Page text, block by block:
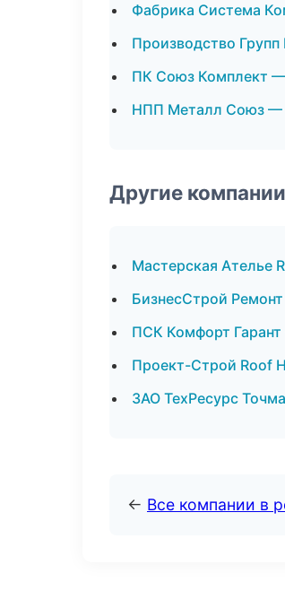
Фабрика Система
Производство
ПК Союз Комплект
НПП Металл Союз —
Другие компании
Мастерская Ателье
БизнесСтрой
ПСК Комфорт
Проект-Строй Roof
ЗАО ТехРесурс
← Все компании в